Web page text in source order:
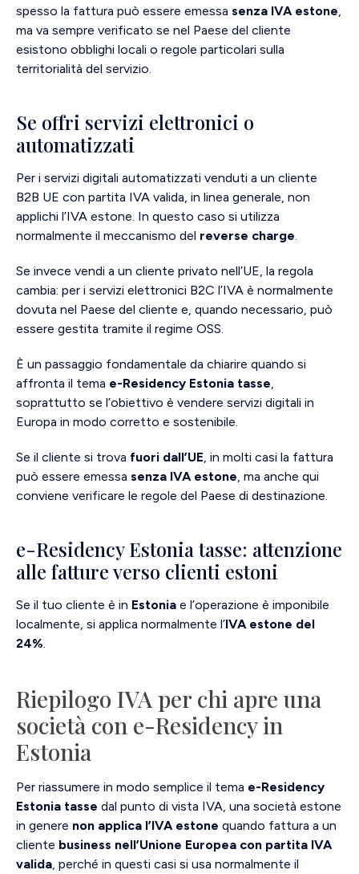
spesso la fattura può essere emessa senza IVA estone
ma va sempre verificato se nel Paese del cliente
esistono obblighi locali o regole particolari sulla
territorialità del servizio.
Se offri servizi elettronici o
automatizzati
Per i servizi digitali automatizzati venduti a un cliente
B2B UE con partita IVA valida, in linea generale, non
applichi l’IVA estone. In questo caso si utilizza
normalmente il meccanismo del reverse charge
Se invece vendi a un cliente privato nell’UE, la regola
cambia: per i servizi elettronici B2C l’IVA è normalmente
dovuta nel Paese del cliente e, quando necessario, può
essere gestita tramite il regime OSS.
È un passaggio fondamentale da chiarire quando si
affronta il tema e-Residency Estonia tasse
soprattutto se l’obiettivo è vendere servizi digitali in
Europa in modo corretto e sostenibile.
Se il cliente si trova fuori dall’UE , in molti casi la fattura
può essere emessa senza IVA estone , ma anche qui
conviene verificare le regole del Paese di destinazione.
e-Residency Estonia tasse: attenzione
alle fatture verso clienti estoni
Se il tuo cliente è in Estonia e l’operazione è imponibile
localmente, si applica normalmente l’IVA estone del
24%
Riepilogo IVA per chi apre una
società con e-Residency in
Estonia
Per riassumere in modo semplice il tema e-Residency
Estonia tasse dal punto di vista IVA, una società estone
in genere non applica l’IVA estone quando fattura a un
cliente business nell’Unione Europea con partita IVA
valida , perché in questi casi si usa normalmente il